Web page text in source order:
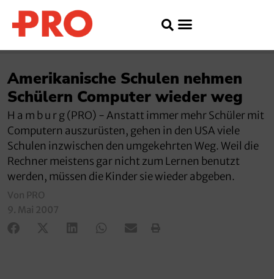
Amerikanische Schulen nehmen
Schülern Computer wieder weg
H a m b u r g (PRO) - Anstatt immer mehr Schüler mit
Computern auszurüsten, gehen in den USA viele
Schulen inzwischen den umgekehrten Weg. Weil die
Rechner meistens gar nicht zum Lernen benutzt
werden, müssen die Kinder sie wieder abgeben.
Von PRO
9. Mai 2007